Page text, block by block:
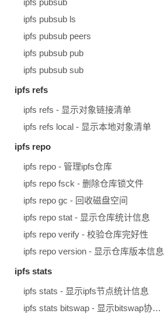
ipfs pubsub
ipfs pubsub ls
ipfs pubsub peers
ipfs pubsub pub
ipfs pubsub sub
ipfs refs
ipfs refs - 显示对象链接清单
ipfs refs local - 显示本地对象清单
ipfs repo
ipfs repo - 管理ipfs仓库
ipfs repo fsck - 删除仓库锁文件
ipfs repo gc - 回收磁盘空间
ipfs repo stat - 显示仓库统计信息
ipfs repo verify - 校验仓库完好性
ipfs repo version - 显示仓库版本信息
ipfs stats
ipfs stats - 显示ipfs节点统计信息
ipfs stats bitswap - 显示bitswap协议统计信息